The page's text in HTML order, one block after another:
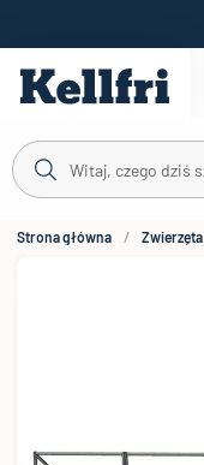
Strona główna Zwierzęta